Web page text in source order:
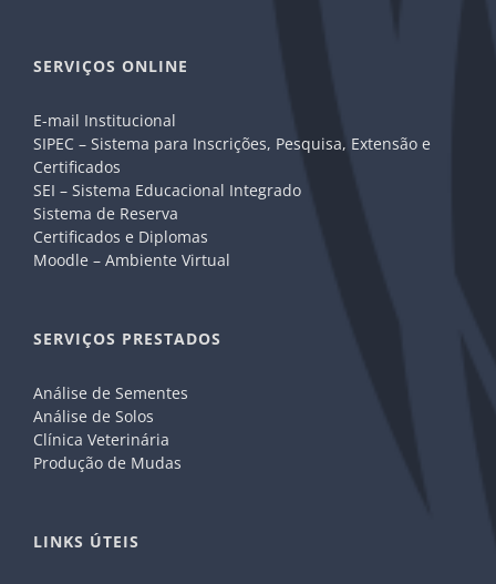
SERVIÇOS ONLINE
E-mail Institucional
SIPEC – Sistema para Inscrições, Pesquisa, Extensão e
Certificados
SEI – Sistema Educacional Integrado
Sistema de Reserva
Certificados e Diplomas
Moodle – Ambiente Virtual
SERVIÇOS PRESTADOS
Análise de Sementes
Análise de Solos
Clínica Veterinária
Produção de Mudas
LINKS ÚTEIS